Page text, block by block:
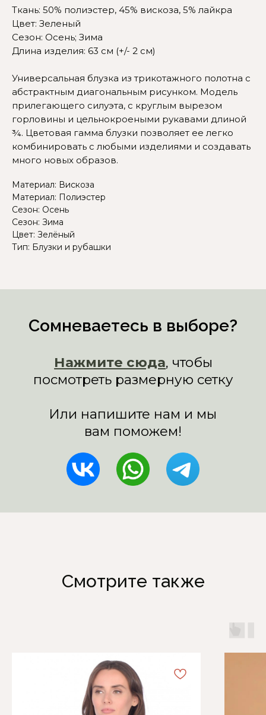
Ткань: 50% полиэстер, 45% вискоза, 5% лайкра
Цвет: Зеленый
Сезон: Осень; Зима
Длина изделия: 63 см (+/- 2 см)
Универсальная блузка из трикотажного полотна с
абстрактным диагональным рисунком. Модель
прилегающего силуэта, с круглым вырезом
горловины и цельнокроеными рукавами длиной
¾. Цветовая гамма блузки позволяет ее легко
комбинировать с любыми изделиями и создавать
много новых образов.
Материал: Вискоза
Материал: Полиэстер
Сезон: Осень
Сезон: Зима
Цвет: Зелёный
Тип: Блузки и рубашки
Сомневаетесь в выборе?
Нажмите сюда , чтобы
посмотреть размерную сетку
Или напишите нам и мы
вам поможем!
Смотрите также
Информация
Отзывы